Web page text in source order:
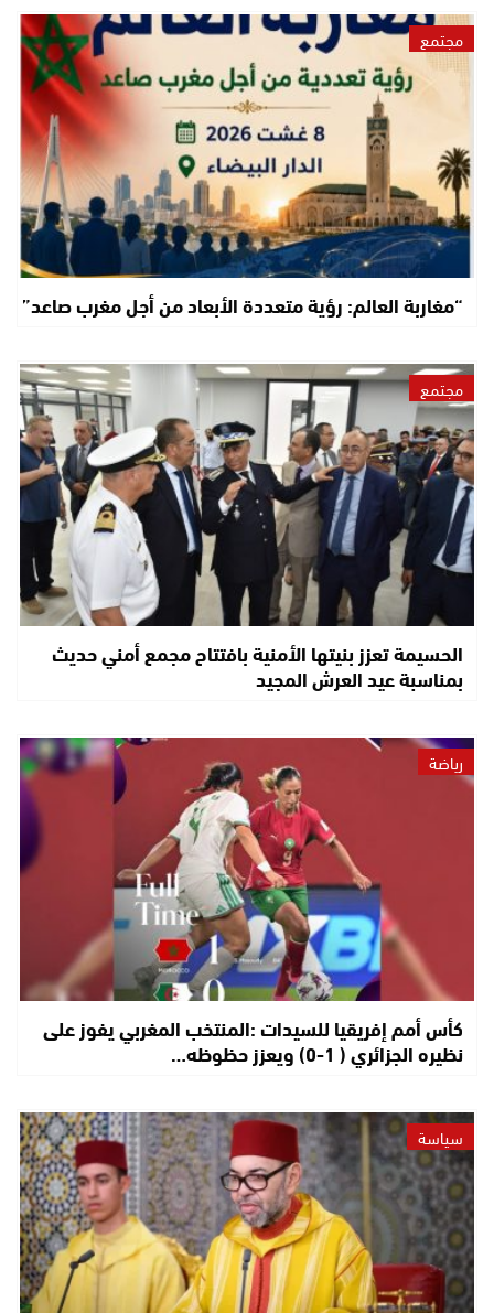
مجتمع
“مغاربة العالم: رؤية متعددة الأبعاد من أجل مغرب صاعد”
مجتمع
الحسيمة تعزز بنيتها الأمنية بافتتاح مجمع أمني حديث
بمناسبة عيد العرش المجيد
رياضة
كأس أمم إفريقيا للسيدات :المنتخب المغربي يفوز على
نظيره الجزائري ( 1-0) ويعزز حظوظه…
سياسة